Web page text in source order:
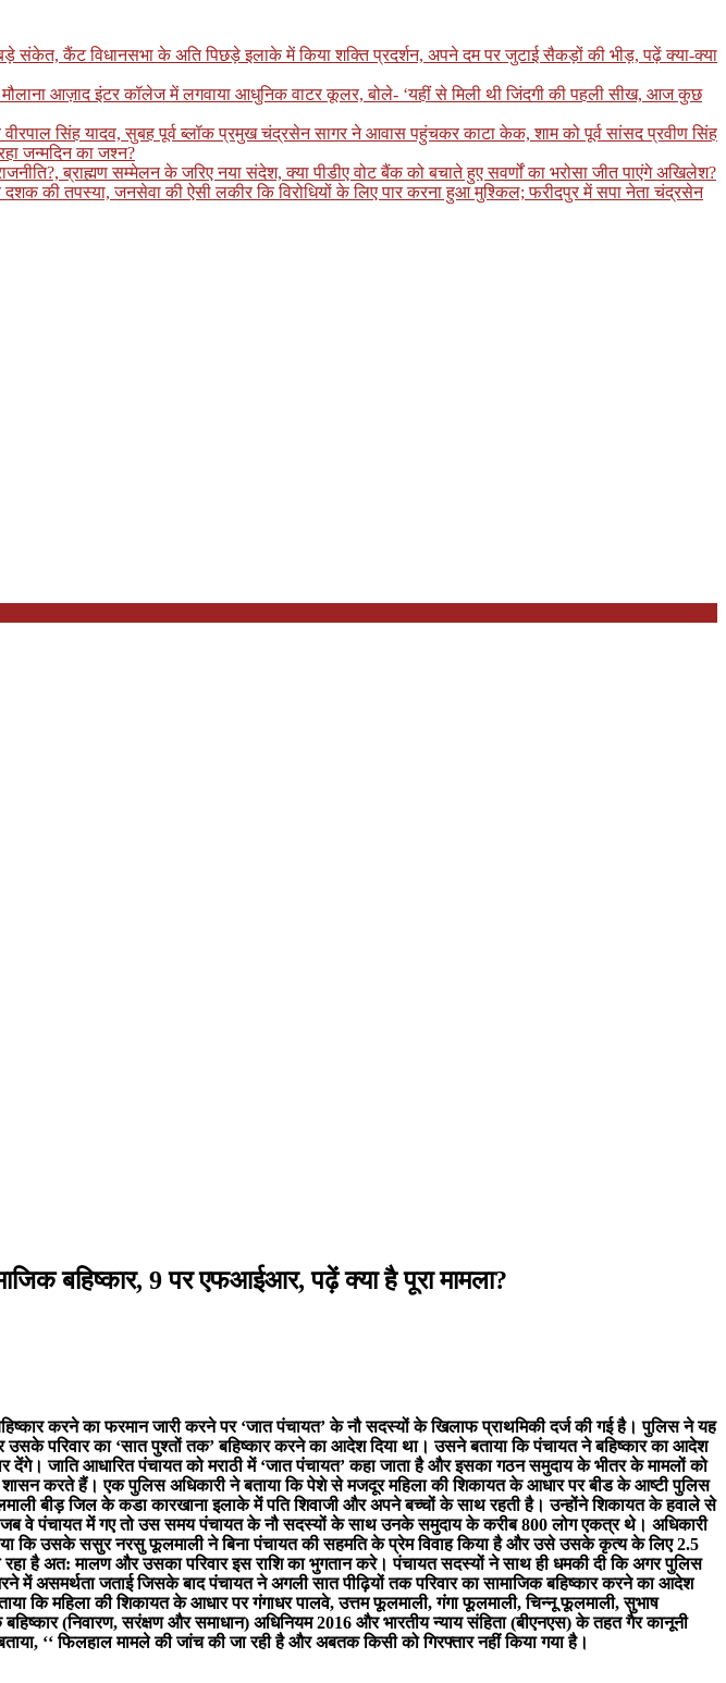
संकेत, कैंट विधानसभा के अति पिछड़े इलाके में किया शक्ति प्रदर्शन, अपने दम पर जुटाई सैकड़ों की भीड़, पढ़ें क्या-क्या
आज़ाद इंटर कॉलेज में लगवाया आधुनिक वाटर कूलर, बोले- ‘यहीं से मिली थी जिंदगी की पहली सीख, आज कुछ
सिंह यादव, सुबह पूर्व ब्लॉक प्रमुख चंद्रसेन सागर ने आवास पहुंचकर काटा केक, शाम को पूर्व सांसद प्रवीण सिंह
जन्मदिन का जश्न?
ब्राह्मण सम्मेलन के जरिए नया संदेश, क्या पीडीए वोट बैंक को बचाते हुए सवर्णों का भरोसा जीत पाएंगे अखिलेश?
दशक की तपस्या, जनसेवा की ऐसी लकीर कि विरोधियों के लिए पार करना हुआ मुश्किल; फरीदपुर में सपा नेता चंद्रसेन
बहिष्कार, 9 पर एफआईआर, पढ़ें क्या है पूरा मामला?
करने का फरमान जारी करने पर ‘जात पंचायत’ के नौ सदस्यों के खिलाफ प्राथमिकी दर्ज की गई है। पुलिस ने यह
परिवार का ‘सात पुश्तों तक’ बहिष्कार करने का आदेश दिया था। उसने बताया कि पंचायत ने बहिष्कार का आदेश
जाति आधारित पंचायत को मराठी में ‘जात पंचायत’ कहा जाता है और इसका गठन समुदाय के भीतर के मामलों को
करते हैं। एक पुलिस अधिकारी ने बताया कि पेशे से मजदूर महिला की शिकायत के आधार पर बीड के आष्टी पुलिस
बीड़ जिल के कडा कारखाना इलाके में पति शिवाजी और अपने बच्चों के साथ रहती है। उन्होंने शिकायत के हवाले से
जब वे पंचायत में गए तो उस समय पंचायत के नौ सदस्यों के साथ उनके समुदाय के करीब 800 लोग एकत्र थे। अधिकारी
कि उसके ससुर नरसु फूलमाली ने बिना पंचायत की सहमति के प्रेम विवाह किया है और उसे उसके कृत्य के लिए 2.5
है अत: मालण और उसका परिवार इस राशि का भुगतान करे। पंचायत सदस्यों ने साथ ही धमकी दी कि अगर पुलिस
में असमर्थता जताई जिसके बाद पंचायत ने अगली सात पीढ़ियों तक परिवार का सामाजिक बहिष्कार करने का आदेश
कि महिला की शिकायत के आधार पर गंगाधर पालवे, उत्तम फूलमाली, गंगा फूलमाली, चिन्नू फूलमाली, सुभाष
(निवारण, सरंक्षण और समाधान) अधिनियम 2016 और भारतीय न्याय संहिता (बीएनएस) के तहत गैर कानूनी
‘‘ फिलहाल मामले की जांच की जा रही है और अबतक किसी को गिरफ्तार नहीं किया गया है।